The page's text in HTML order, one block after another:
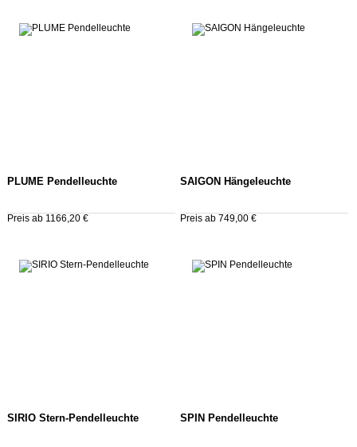
PLUME Pendelleuchte
Preis ab 1166,20 €
SAIGON Hängeleuchte
Preis ab 749,00 €
SIRIO Stern-Pendelleuchte SPIN Pendelleuchte